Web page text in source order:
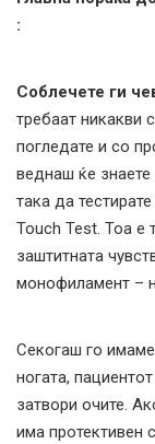
:
Соблечете ги
требаат никакви
погледате и со
веднаш ќе
така да
Touch Test. Тоа е
заштитната
монофиламент –
Секогаш го
ногата,
затвори очите.
има протективен